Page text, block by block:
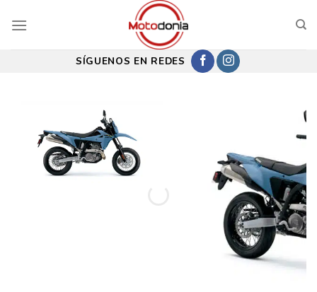
SÍGUENOS EN REDES